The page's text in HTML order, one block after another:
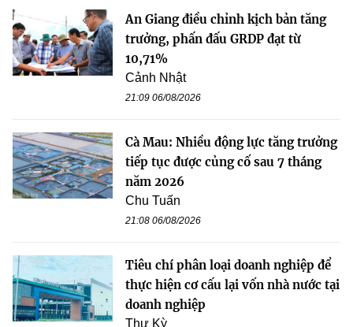
An Giang điều chỉnh kịch bản tăng
trưởng, phấn đấu GRDP đạt từ
10,71%
Cảnh Nhật
21:09 06/08/2026
Cà Mau: Nhiều động lực tăng trưởng
tiếp tục được củng cố sau 7 tháng
năm 2026
Chu Tuấn
21:08 06/08/2026
Tiêu chí phân loại doanh nghiệp để
thực hiện cơ cấu lại vốn nhà nước tại
doanh nghiệp
Thư Kỳ